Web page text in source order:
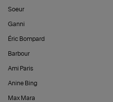
Soeur
Ganni
Éric Bompard
Barbour
Ami Paris
Anine Bing
Max Mara